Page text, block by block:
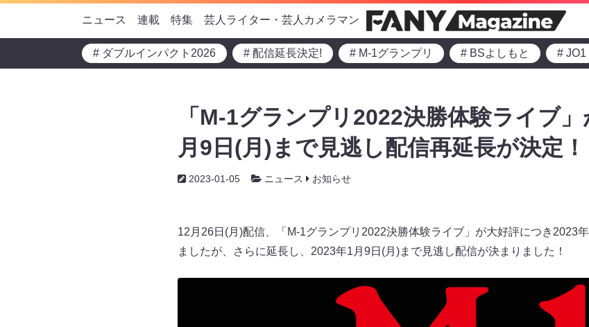
ニュース 連載 特集 芸人ライター・芸人カメラマン
# ダブルインパクト2026 # 配信延長決定! # M-1グランプリ # BSよしもと # JO1
「M-1グランプリ2022決勝体験ライブ
月9日(月)まで見逃し配信再延長が決定！
2023-01-05 ニュース お知らせ
12月26日(月)配信、「M-1グランプリ2022決勝体験ライブ」が大好評につき2023
ましたが、さらに延長し、2023年1月9日(月)まで見逃し配信が決まりました！